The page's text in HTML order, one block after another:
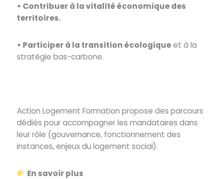
• Contribuer à la vitalité économique des
territoires.
• Participer à la transition écologiqueet à la
stratégie bas-carbone.
Action Logement Formation propose des parcours
dédiés pour accompagner les mandataires dans
leur rôle (gouvernance, fonctionnement des
instances, enjeux du logement social).
En savoir plus